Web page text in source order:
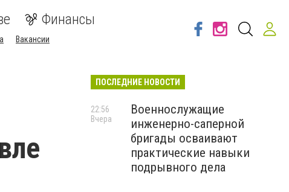
Финансы
Вакансии
ПОСЛЕДНИЕ НОВОСТИ
Военнослужащие
инженерно-саперной
бригады осваивают
практические навыки
подрывного дела
22:56
Вчера